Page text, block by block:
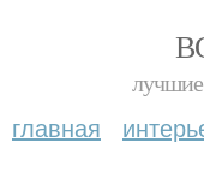
лучшие
главная